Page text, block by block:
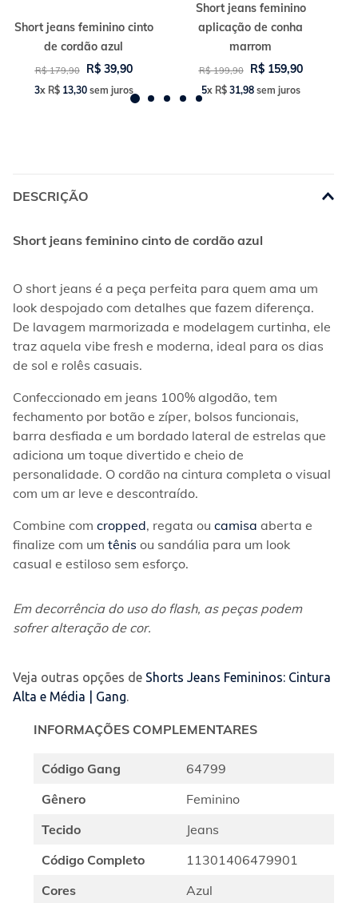
Short jeans feminino cinto
de cordão azul
R$ 179,90 R$ 39,90
3x R$ 13,30sem juros
Short jeans feminino
aplicação de conha
marrom
R$ 199,90 R$ 159,90
5x R$ 31,98sem juros
DESCRIÇÃO
Short jeans feminino cinto de cordão azul
O short jeans é a peça perfeita para quem ama um
look despojado com detalhes que fazem diferença.
De lavagem marmorizada e modelagem curtinha, ele
traz aquela vibe fresh e moderna, ideal para os dias
de sol e rolês casuais.
Confeccionado em jeans 100% algodão, tem
fechamento por botão e zíper, bolsos funcionais,
barra desfiada e um bordado lateral de estrelas que
adiciona um toque divertido e cheio de
personalidade. O cordão na cintura completa o visual
com um ar leve e descontraído.
Combine com cropped, regata ou camisa aberta e
finalize com um tênis ou sandália para um look
casual e estiloso sem esforço.
Em decorrência do uso do flash, as peças podem
sofrer alteração de cor.
Veja outras opções de Shorts Jeans Femininos: Cintura
Alta e Média | Gang.
INFORMAÇÕES COMPLEMENTARES
Código Gang
64799
Gênero
Feminino
Tecido
Jeans
Código Completo
11301406479901
Cores
Azul